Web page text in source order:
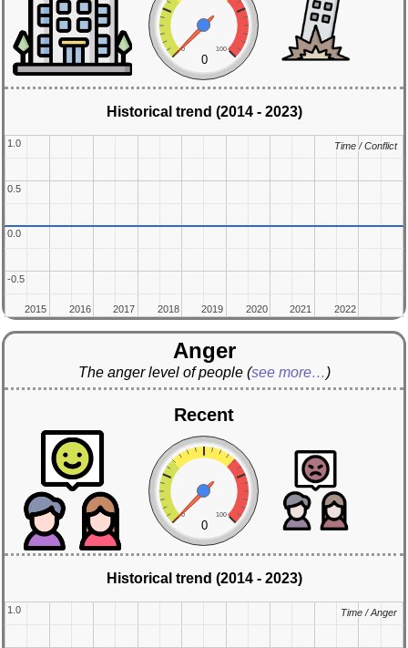
0 100
0
Historical trend (2014 - 2023)
2015
2015 2016
2016 2017
2017 2018
2018 2019
2019 2020
2020 2021
2021 2022
2022
-0.5
-0.5
0.0
0.0
0.5
0.5
1.0
1.0 Time / Conflict
Time / Conflict
Anger
The anger level of people (see more…)
Recent
0 100
0
Historical trend (2014 - 2023)
1.0
1.0 Time / Anger
Time / Anger